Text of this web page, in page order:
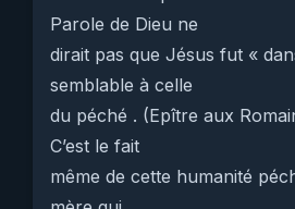
Parole de Dieu ne
dirait pas que Jésus fut «
semblable à celle
du péché . (Epître aux
C’est le fait
même de cette humanité